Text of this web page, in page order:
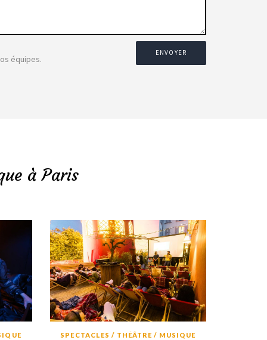
équipes.
ENVOYER
à Paris
SPECTACLES / THÉÂTRE / MUSIQUE